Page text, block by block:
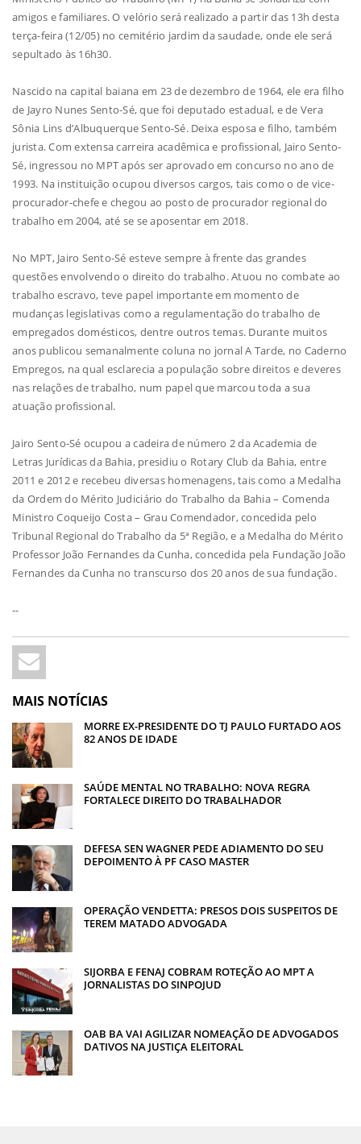
amigos e familiares. O velório será realizado a partir das 13h desta
terça-feira (12/05) no cemitério jardim da saudade, onde ele será
sepultado às 16h30.
Nascido na capital baiana em 23 de dezembro de 1964, ele era filho
de Jayro Nunes Sento-Sé, que foi deputado estadual, e de Vera
Sônia Lins d’Albuquerque Sento-Sé. Deixa esposa e filho, também
jurista. Com extensa carreira acadêmica e profissional, Jairo Sento-
Sé, ingressou no MPT após ser aprovado em concurso no ano de
1993. Na instituição ocupou diversos cargos, tais como o de vice-
procurador-chefe e chegou ao posto de procurador regional do
trabalho em 2004, até se se aposentar em 2018.
No MPT, Jairo Sento-Sé esteve sempre à frente das grandes
questões envolvendo o direito do trabalho. Atuou no combate ao
trabalho escravo, teve papel importante em momento de
mudanças legislativas como a regulamentação do trabalho de
empregados domésticos, dentre outros temas. Durante muitos
anos publicou semanalmente coluna no jornal A Tarde, no Caderno
Empregos, na qual esclarecia a população sobre direitos e deveres
nas relações de trabalho, num papel que marcou toda a sua
atuação profissional.
Jairo Sento-Sé ocupou a cadeira de número 2 da Academia de
Letras Jurídicas da Bahia, presidiu o Rotary Club da Bahia, entre
2011 e 2012 e recebeu diversas homenagens, tais como a Medalha
da Ordem do Mérito Judiciário do Trabalho da Bahia – Comenda
Ministro Coqueijo Costa – Grau Comendador, concedida pelo
Tribunal Regional do Trabalho da 5ª Região, e a Medalha do Mérito
Professor João Fernandes da Cunha, concedida pela Fundação João
Fernandes da Cunha no transcurso dos 20 anos de sua fundação.
--
MAIS NOTÍCIAS
MORRE EX-PRESIDENTE DO TJ PAULO FURTADO AOS
82 ANOS DE IDADE
SAÚDE MENTAL NO TRABALHO: NOVA REGRA
FORTALECE DIREITO DO TRABALHADOR
DEFESA SEN WAGNER PEDE ADIAMENTO DO SEU
DEPOIMENTO À PF CASO MASTER
OPERAÇÃO VENDETTA: PRESOS DOIS SUSPEITOS DE
TEREM MATADO ADVOGADA
SIJORBA E FENAJ COBRAM ROTEÇÃO AO MPT A
JORNALISTAS DO SINPOJUD
OAB BA VAI AGILIZAR NOMEAÇÃO DE ADVOGADOS
DATIVOS NA JUSTIÇA ELEITORAL